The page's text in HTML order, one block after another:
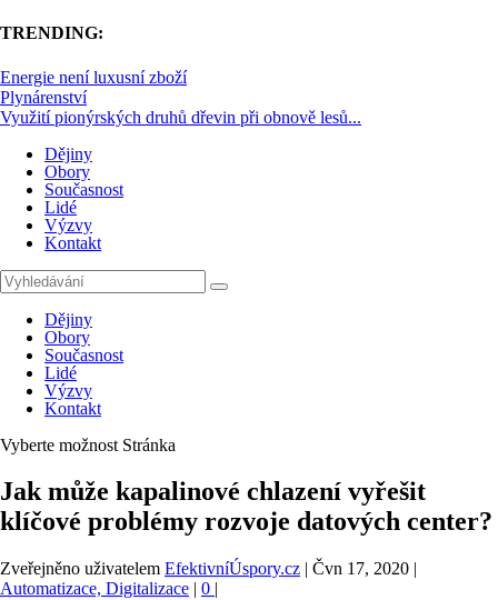
TRENDING:
Energie není luxusní zboží
Plynárenství
Využití pionýrských druhů dřevin při obnově lesů...
Dějiny
Obory
Současnost
Lidé
Výzvy
Kontakt
Dějiny
Obory
Současnost
Lidé
Výzvy
Kontakt
Vyberte možnost Stránka
Jak může kapalinové chlazení vyřešit
klíčové problémy rozvoje datových center?
Zveřejněno uživatelem EfektivníÚspory.cz | Čvn 17, 2020 |
Automatizace, Digitalizace | 0 |